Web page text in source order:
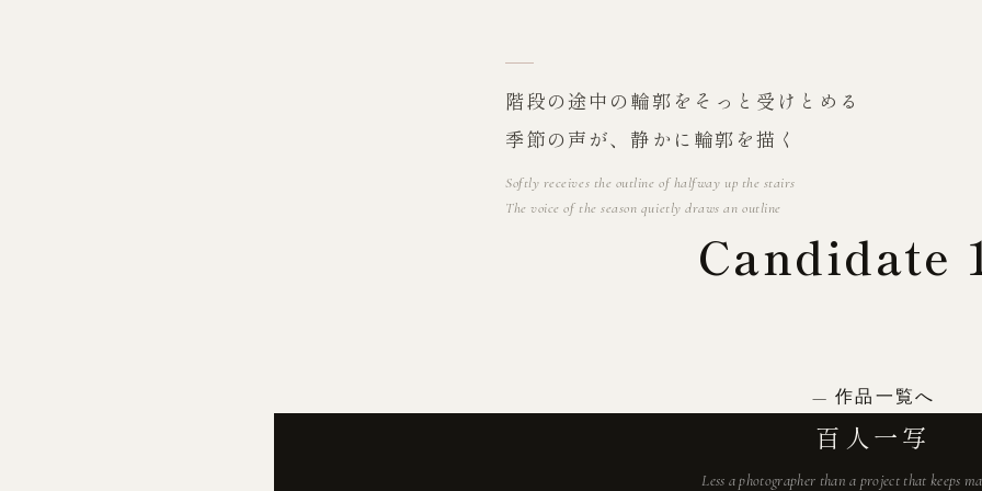
階段の途中の輪郭をそっと受けとめる
季節の声が、静かに輪郭を描く
Softly receives the outline of halfway up the stairs
The voice of the season quietly draws an outline
Candidate
作品一覧へ
百人一写
Less a photographer than a project that keeps